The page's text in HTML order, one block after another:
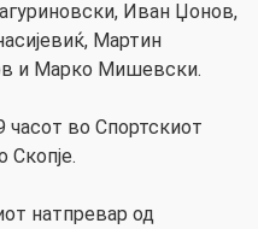
Иван Џонов,
Мартин
и Марко Мишевски.
часот во Спортскиот
Скопје.
натпревар од